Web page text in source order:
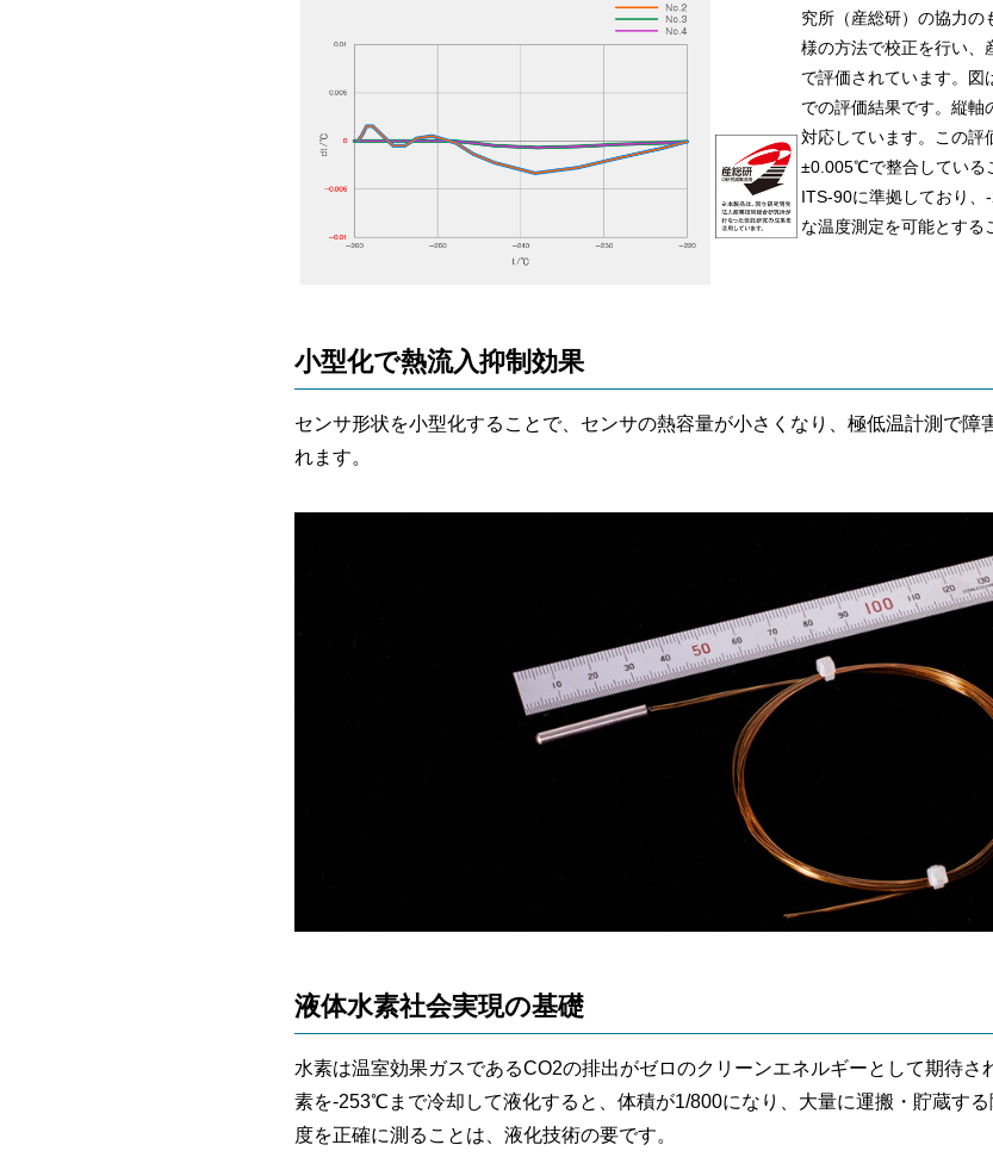
究所（産総研）の協力の
様の方法で校正を行い、
で評価されています。
での評価結果です。縦軸
対応しています。この評
±0.005℃で整合している
ITS-90に準拠しており
な温度測定を可能とする
小型化で熱流入抑制効果
センサ形状を小型化することで、センサの熱容量が小さくなり、極低温計測で障
れます。
液体水素社会実現の基礎
水素は温室効果ガスであるCO2の排出がゼロのクリーンエネルギーとして期待さ
素を-253℃まで冷却して液化すると、体積が1/800になり、大量に運搬・貯蔵す
度を正確に測ることは、液化技術の要です。